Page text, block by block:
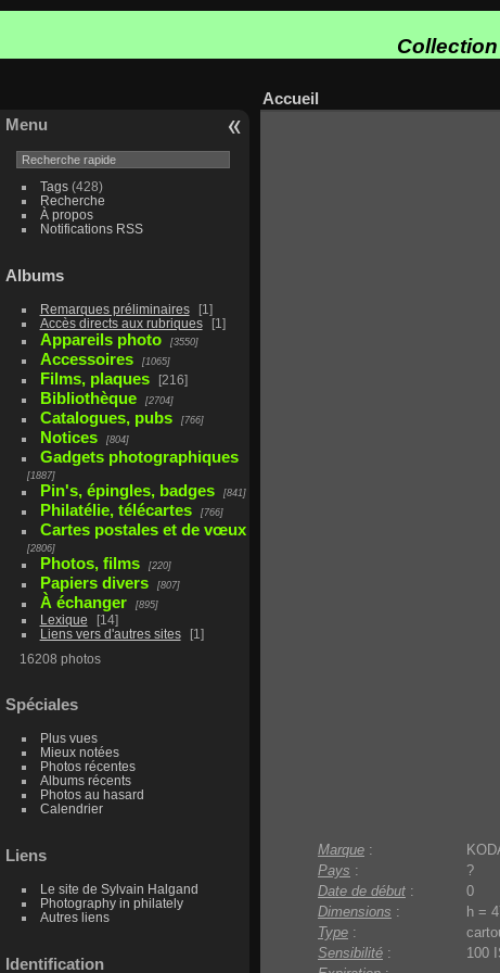
Menu
Tags(428)
Recherche
À propos
Notifications RSS
Albums
Remarques préliminaires
1
Accès directs aux rubriques
1
Appareils photo 3550
Accessoires 1065
Films, plaques 216
Bibliothèque 2704
Catalogues, pubs 766
Notices 804
Gadgets photographiques
1887
Pin's, épingles, badges 841
Philatélie, télécartes 766
Cartes postales et de vœux
2806
Photos, films 220
Papiers divers 807
À échanger 895
Lexique
14
Liens vers d'autres sites
1
16208 photos
Spéciales
Plus vues
Mieux notées
Photos récentes
Albums récents
Photos au hasard
Calendrier
Liens
Le site de Sylvain Halgand
Photography in philately
Autres liens
Identification
Accueil
Marque :
Pays :
?
Date de début : 0
Dimensions : h =
Type :
Sensibilité :
100